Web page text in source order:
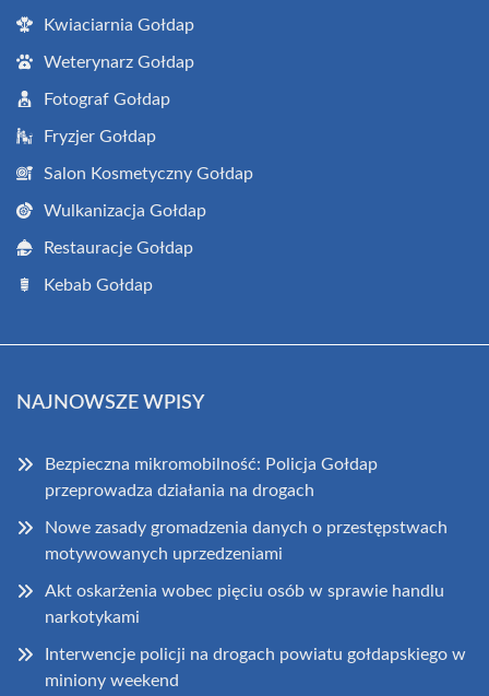
Kwiaciarnia Gołdap
Weterynarz Gołdap
Fotograf Gołdap
Fryzjer Gołdap
Salon Kosmetyczny Gołdap
Wulkanizacja Gołdap
Restauracje Gołdap
Kebab Gołdap
NAJNOWSZE WPISY
Bezpieczna mikromobilność: Policja Gołdap
przeprowadza działania na drogach
Nowe zasady gromadzenia danych o przestępstwach
motywowanych uprzedzeniami
Akt oskarżenia wobec pięciu osób w sprawie handlu
narkotykami
Interwencje policji na drogach powiatu gołdapskiego w
miniony weekend